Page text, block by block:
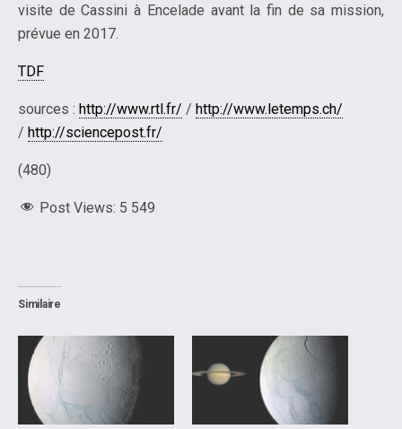
visite de Cassini à Encelade avant la fin de sa mission,
prévue en 2017.
TDF
sources : http://www.rtl.fr/ / http://www.letemps.ch/
/ http://sciencepost.fr/
(480)
Post Views: 5 549
Similaire